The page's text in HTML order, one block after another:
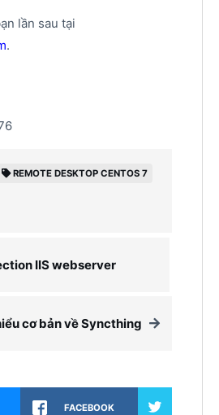
lần sau tại
.
REMOTE DESKTOP CENTOS 7
IIS webserver
cơ bản về Syncthing
FACEBOOK